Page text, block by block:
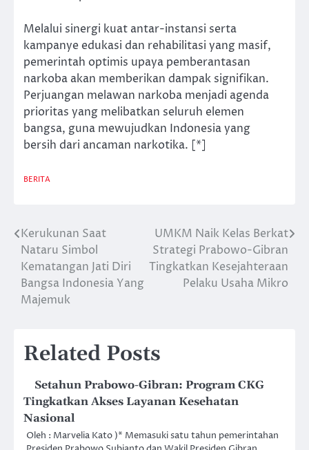
Melalui sinergi kuat antar-instansi serta
kampanye edukasi dan rehabilitasi yang masif,
pemerintah optimis upaya pemberantasan
narkoba akan memberikan dampak signifikan.
Perjuangan melawan narkoba menjadi agenda
prioritas yang melibatkan seluruh elemen
bangsa, guna mewujudkan Indonesia yang
bersih dari ancaman narkotika. [*]
BERITA
Post
navigation
Kerukunan Saat
Nataru Simbol
Kematangan Jati Diri
Bangsa Indonesia Yang
Majemuk
UMKM Naik Kelas Berkat
Strategi Prabowo-Gibran
Tingkatkan Kesejahteraan
Pelaku Usaha Mikro
Related Posts
Setahun Prabowo-Gibran: Program CKG
Tingkatkan Akses Layanan Kesehatan
Nasional
Oleh : Marvelia Kato )* Memasuki satu tahun pemerintahan